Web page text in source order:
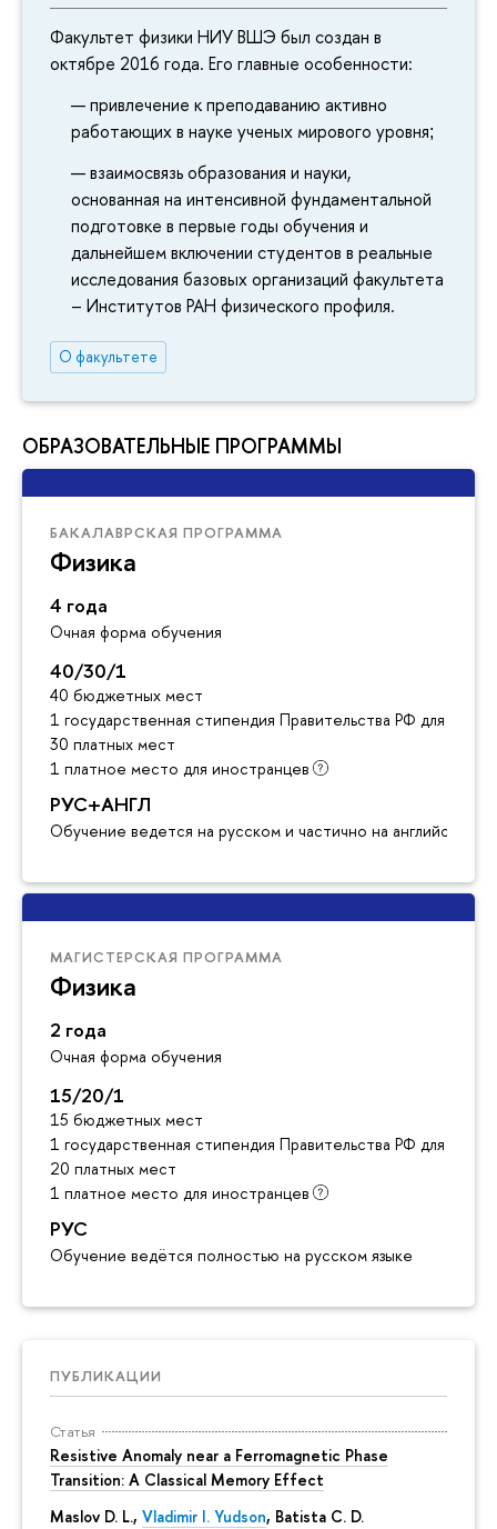
Факультет физики НИУ ВШЭ был создан в
октябре 2016 года. Его главные особенности:
привлечение к преподаванию активно
работающих в науке ученых мирового уровня;
взаимосвязь образования и науки,
основанная на интенсивной фундаментальной
подготовке в первые годы обучения и
дальнейшем включении студентов в реальные
исследования базовых организаций факультета
– Институтов РАН физического профиля.
О факультете
ОБРАЗОВАТЕЛЬНЫЕ ПРОГРАММЫ
БАКАЛАВРСКАЯ ПРОГРАММА
Физика
4 года
Очная форма обучения
40/30/1
40 бюджетных мест
1 государственная стипендия Правительства РФ для
30 платных мест
1 платное место для иностранцев
РУС+АНГЛ
Обучение ведется на русском и частично на английском
МАГИСТЕРСКАЯ ПРОГРАММА
Физика
2 года
Очная форма обучения
15/20/1
15 бюджетных мест
1 государственная стипендия Правительства РФ для
20 платных мест
1 платное место для иностранцев
РУС
Обучение ведётся полностью на русском языке
ПУБЛИКАЦИИ
Статья
Resistive Anomaly near a Ferromagnetic Phase
Transition: A Classical Memory Effect
Maslov D. L., Vladimir I. Yudson, Batista C. D.